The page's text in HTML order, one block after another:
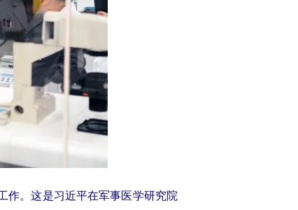
作。这是习近平在军事医学研究院